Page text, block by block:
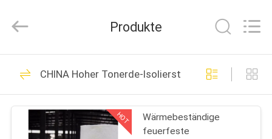
HAUSE
PRODUKTE
Reserved.
Clay Refractory
Brick
77
Produkte
CHINA Hoher Tonerde-Isolierstein
HOT
Wärmebeständige
feuerfeste